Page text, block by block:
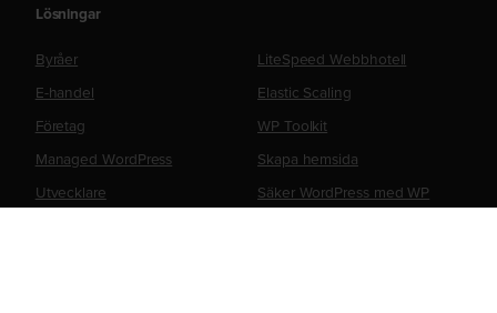
Lösningar
Byråer
E-handel
Företag
Managed WordPress
Utvecklare
LiteSpeed Webbhotell
Elastic Scaling
WP Toolkit
Skapa hemsida
Säker WordPress med WP